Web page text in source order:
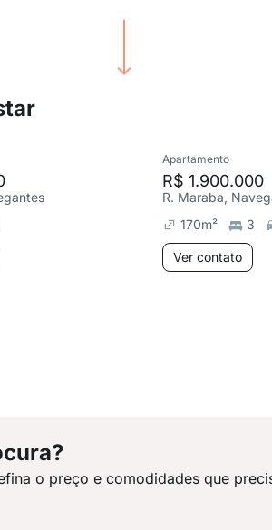
Apartamento
R$ 1.900.000
R. Maraba,
170m² 3
Ver contato
o preço e comodidades que